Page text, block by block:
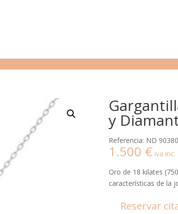
y
Referencia: ND
1.500 € iva inc.
Oro de 18 kilates
características de la
Reservar